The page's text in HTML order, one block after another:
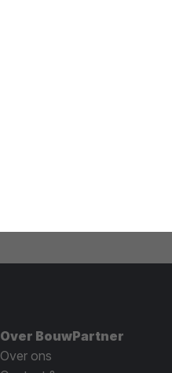
Over BouwPartner
Over ons